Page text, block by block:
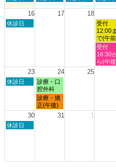
8
月
8
月
12th
2026
16 17 18
日
2026
休診日
水
曜
日,
8
月
19th
2026
受付
12:00ま
で(午
水
曜
日,
8
受付
16:30
ら(午
23 24 25
日
月
2026
休診日
月
曜
日,
8
月
診療・口
腔外科
月
曜
日,
診療・矯
正(午後)
30 31 1
日
30th
休診日